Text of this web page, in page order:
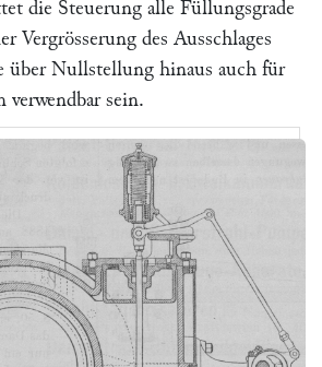
die Steuerung alle Füllungsgrade
Vergrösserung des Ausschlages
über Nullstellung hinaus auch für
verwendbar sein.